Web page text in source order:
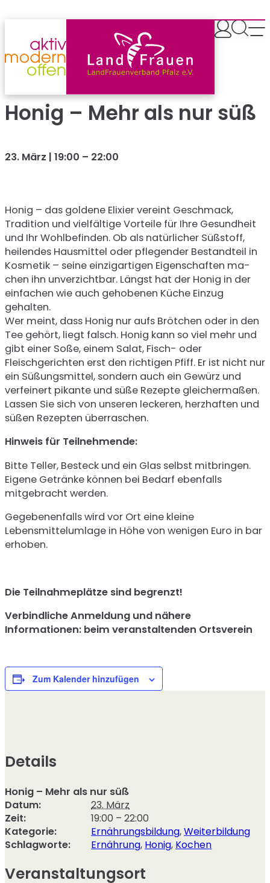
springen
Honig – Mehr als nur süß
23. März | 19:00 – 22:00
Honig – das goldene Elixier vereint Geschmack,
Tradition und viel­fältige Vorteile für Ihre Gesundheit
und Ihr Wohlbefinden. Ob als natürlicher Süßstoff,
heilendes Hausmittel oder pflegender Be­standteil in
Kosmetik – seine einzigartigen Eigenschaften ma­
chen ihn unverzichtbar. Längst hat der Honig in der
einfachen wie auch gehobenen Küche Ein­zug
gehalten.
Wer meint, dass Honig nur aufs Brötchen oder in den
Tee gehört, liegt falsch. Honig kann so viel mehr und
gibt einer Soße, einem Salat, Fisch- oder
Fleischgerichten erst den richtigen Pfiff. Er ist nicht nur
ein Süßungsmittel, sondern auch ein Gewürz und
verfei­nert pikante und süße Rezepte gleichermaßen.
Lassen Sie sich von unseren leckeren, herzhaften und
süßen Rezepten überraschen.
Hinweis für Teilnehmende:
Bitte Teller, Besteck und ein Glas selbst mitbringen.
Eigene Getränke können bei Bedarf ebenfalls
mitgebracht werden.
Gegebenenfalls wird vor Ort eine kleine
Lebensmittelumlage in Höhe von wenigen Euro in bar
erhoben.
Die Teilnahmeplätze sind begrenzt!
Verbindliche Anmeldung und nähere
Informationen: beim veranstaltenden Ortsverein
Zum Kalender hinzufügen
Details
Honig – Mehr als nur süß
Datum:
23. März
Zeit:
19:00 – 22:00
Kategorie:
Ernährungsbildung,Weiterbildung
Schlagworte:
Ernährung, Honig, Kochen
Veranstaltungsort